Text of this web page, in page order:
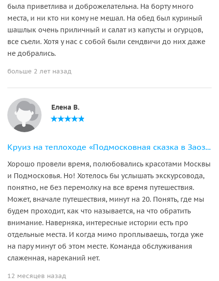
была приветлива и доброжелательна. На борту много
места, и ни кто ни кому не мешал. На обед был куриный
шашлык очень приличный и салат из капусты и огурцов,
все съели. Хотя у нас с собой были сендвичи до них даже
не добрались.
больше 2 лет назад
Елена В.
Круиз на теплоходе «Подмосковная сказка в Заозерье»
Хорошо провели время, полюбовались красотами Москвы
и Подмосковья. Но! Хотелось бы услышать экскурсовода,
понятно, не без перемолку на все время путешествия.
Может, вначале путешествия, минут на 20. Понять, где мы
будем проходит, как что называется, на что обратить
внимание. Наверняка, интересные истории есть про
отдельные места. И когда мимо проплываешь, тогда уже
на пару минут об этом месте. Команда обслуживания
слаженная, нареканий нет.
12 месяцев назад